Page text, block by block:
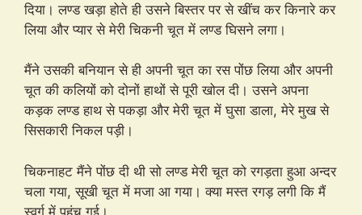
दिया। लण्ड खड़ा होते ही उसने बिस्तर पर से खींच कर किनारे कर
लिया और प्यार से मेरी चिकनी चूत में लण्ड घिसने लगा।
मैंने उसकी बनियान से ही अपनी चूत का रस पोंछ लिया और अपनी
चूत की कलियों को दोनों हाथों से पूरी खोल दी। उसने अपना
कड़क लण्ड हाथ से पकड़ा और मेरी चूत में घुसा डाला, मेरे मुख से
सिसकारी निकल पड़ी।
चिकनाहट मैंने पोंछ दी थी सो लण्ड मेरी चूत को रगड़ता हुआ अन्दर
चला गया, सूखी चूत में मजा आ गया। क्या मस्त रगड़ लगी कि मैं
स्वर्ग में पहुंच गई।